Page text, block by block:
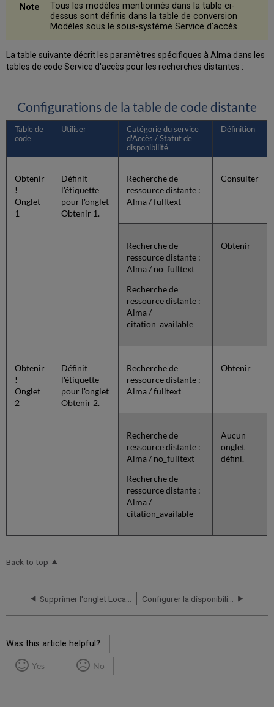
Tous les modèles mentionnés dans la table ci-
dessus sont définis dans la table de conversion
Modèles sous le sous-système Service d'accès.
La table suivante décrit les paramètres spécifiques à Alma dans les
tables de code Service d'accès pour les recherches distantes :
Configurations de la table de code distante
Table de
code
Utiliser
Catégorie du service
d'Accès / Statut de
disponibilité
Définition
Obtenir
!
Onglet
1
Définit
l'étiquette
pour l'onglet
Obtenir 1.
Recherche de
ressource distante :
Alma / fulltext
Consulter
Recherche de
ressource distante :
Alma / no_fulltext
Recherche de
ressource distante :
Alma /
citation_available
Obtenir
Obtenir
!
Onglet
2
Définit
l'étiquette
pour l'onglet
Obtenir 2.
Recherche de
ressource distante :
Alma / fulltext
Obtenir
Recherche de
ressource distante :
Alma / no_fulltext
Recherche de
ressource distante :
Alma /
citation_available
Aucun
onglet
défini.
Back to top
Was this article helpful?
Yes No